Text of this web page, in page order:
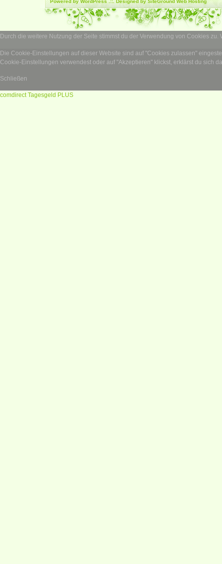
Powered byWordPress.::. Designed by SiteGroundWeb Hosting
Durch die weitere Nutzung der Seite stimmst du der Verwendung von Cookies zu.
Die Cookie-Einstellungen auf dieser Website sind auf "Cookies zulassen"
Cookie-Einstellungen verwendest oder auf "Akzeptieren" klickst, erklärst du sich
Schließen
comdirect Tagesgeld PLUS